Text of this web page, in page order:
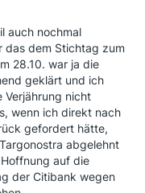
auch nochmal
das dem Stichtag zum
28.10. war ja die
geklärt und ich
Verjährung nicht
wenn ich direkt nach
gefordert hätte,
abgelehnt
auf die
der Citibank wegen